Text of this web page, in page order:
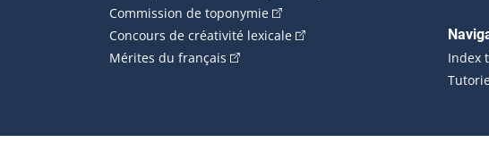
Commission de toponymie(Cet hyperlien externe s'ouvrira
Concours de créativité lexicale(Cet hyperlien externe s'ouvrira
Mérites du français (Cet hyperlien externe s'ouvrira dans une
Index